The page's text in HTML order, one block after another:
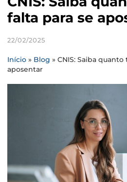
falta para se
22/02/2025
Início » Blog » CNIS: Saiba
aposentar